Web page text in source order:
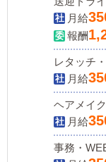
月給
報酬
レタッチ
月給
ヘアメイク
月給
事務・